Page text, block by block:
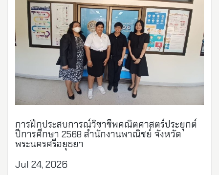
การฝึกประสบการณ์วิชาชีพคณิตศาสตร์ประยุกต์
ปีการศึกษา 2568 สำนักงานพาณิชย์ จังหวัด
พระนครศรีอยุธยา
Jul 24, 2026